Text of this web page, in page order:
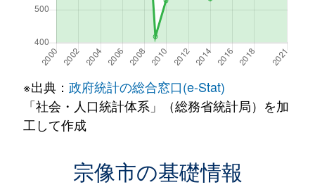
※出典： 政府統計の総合窓口(e-Stat)
「社会・人口統計体系」（総務省統計局）を加
工して作成
宗像市の基礎情報